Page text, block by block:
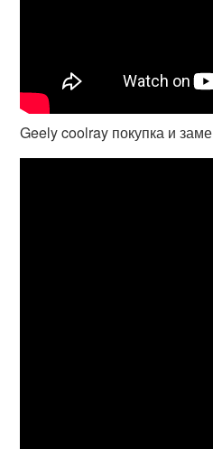
Geely coolray покупка и